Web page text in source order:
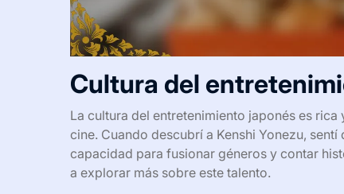
Cultura del
La cultura del entretenimiento japonés es
cine. Cuando descubrí a Kenshi Yonezu,
capacidad para fusionar géneros y contar
a explorar más sobre este talento.